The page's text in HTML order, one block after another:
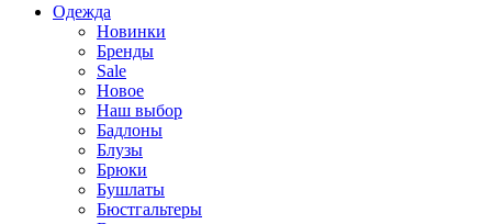
Одежда
Новинки
Бренды
Sale
Новое
Наш выбор
Бадлоны
Блузы
Брюки
Бушлаты
Бюстгальтеры